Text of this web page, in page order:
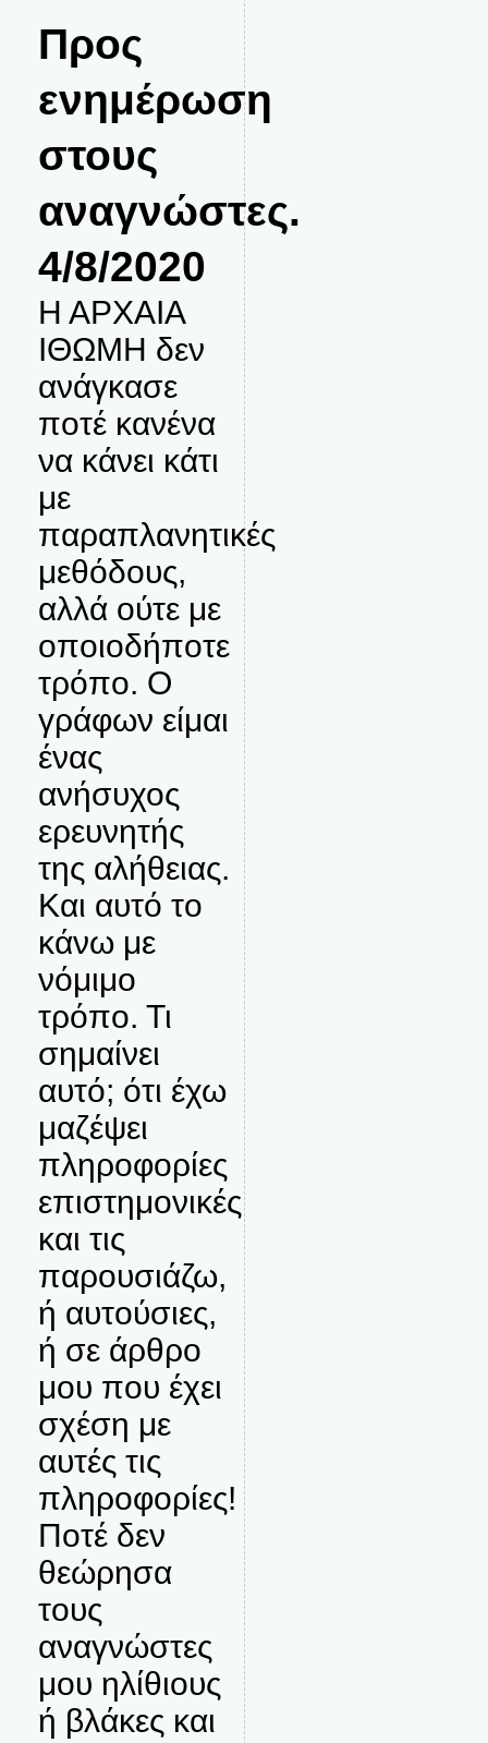
Προς
ενημέρωση
στους
αναγνώστες.
4/8/2020
Η ΑΡΧΑΙΑ
ΙΘΩΜΗ δεν
ανάγκασε
ποτέ κανένα
να κάνει κάτι
με
παραπλανητικές
μεθόδους,
αλλά ούτε με
οποιοδήποτε
τρόπο. Ο
γράφων είμαι
ένας
ανήσυχος
ερευνητής
της αλήθειας.
Και αυτό το
κάνω με
νόμιμο
τρόπο. Τι
σημαίνει
αυτό; ότι έχω
μαζέψει
πληροφορίες
επιστημονικές
και τις
παρουσιάζω,
ή αυτούσιες,
ή σε άρθρο
μου που έχει
σχέση με
αυτές τις
πληροφορίες!
Ποτέ δεν
θεώρησα
τους
αναγνώστες
μου ηλίθιους
ή βλάκες και